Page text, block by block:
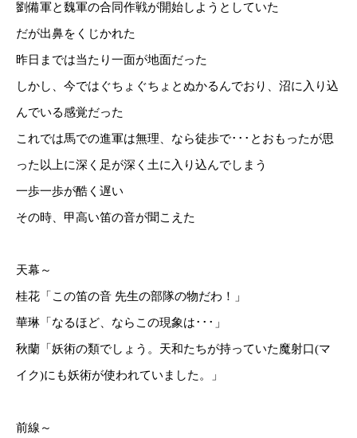
劉備軍と魏軍の合同作戦が開始しようとしていた
だが出鼻をくじかれた
昨日までは当たり一面が地面だった
しかし、今ではぐちょぐちょとぬかるんでおり、沼に入り込
んでいる感覚だった
これでは馬での進軍は無理、なら徒歩で･･･とおもったが思
った以上に深く足が深く土に入り込んでしまう
一歩一歩が酷く遅い
その時、甲高い笛の音が聞こえた
天幕～
桂花「この笛の音 先生の部隊の物だわ！」
華琳「なるほど、ならこの現象は･･･」
秋蘭「妖術の類でしょう。天和たちが持っていた魔射口(マ
イク)にも妖術が使われていました。」
前線～